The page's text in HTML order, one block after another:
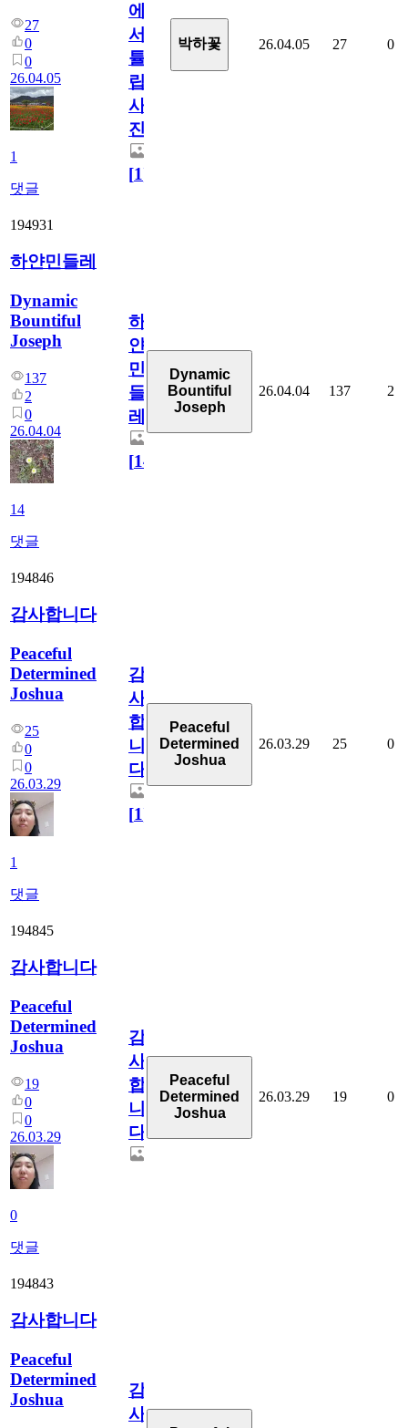
27
0
0
26.04.05
1
댓글
에
서
튤
립
사
진
[1]
박하꽃 26.04.05 27 0
194931
하얀민들레
Dynamic
Bountiful
Joseph
137
2
0
26.04.04
14
댓글
하
얀
민
들
레
[14
Dynamic
Bountiful
Joseph
26.04.04 137 2
194846
감사합니다
Peaceful
Determined
Joshua
25
0
0
26.03.29
1
댓글
감
사
합
니
다
[1]
Peaceful
Determined
Joshua
26.03.29 25 0
194845
감사합니다
Peaceful
Determined
Joshua
19
0
0
26.03.29
0
댓글
감
사
합
니
다
Peaceful
Determined
Joshua
26.03.29 19 0
194843
감사합니다
Peaceful
Determined
Joshua
감
사